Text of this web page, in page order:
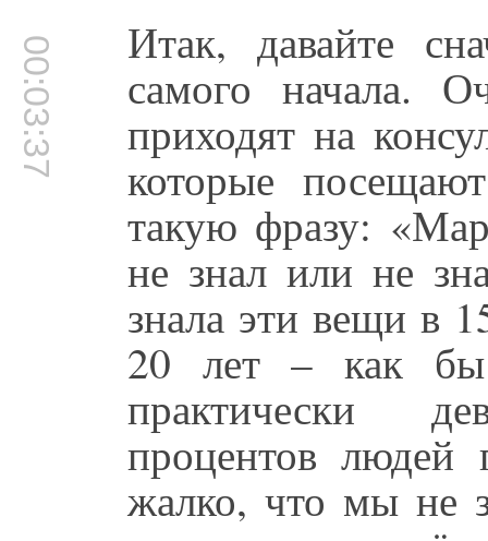
00:03:37 Итак, давайте
самого начала.
приходят на
которые
такую фразу:
не знал или не
знала эти вещи в
20 лет – как
практически
процентов людей
жалко, что мы не